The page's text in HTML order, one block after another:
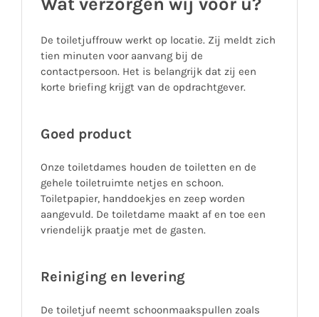
De toiletjuffrouw werkt op locatie. Zij meldt zich
tien minuten voor aanvang bij de
contactpersoon. Het is belangrijk dat zij een
korte briefing krijgt van de opdrachtgever.
Goed product
Onze toiletdames houden de toiletten en de
gehele toiletruimte netjes en schoon.
Toiletpapier, handdoekjes en zeep worden
aangevuld. De toiletdame maakt af en toe een
vriendelijk praatje met de gasten.
Reiniging en levering
De toiletjuf neemt schoonmaakspullen zoals